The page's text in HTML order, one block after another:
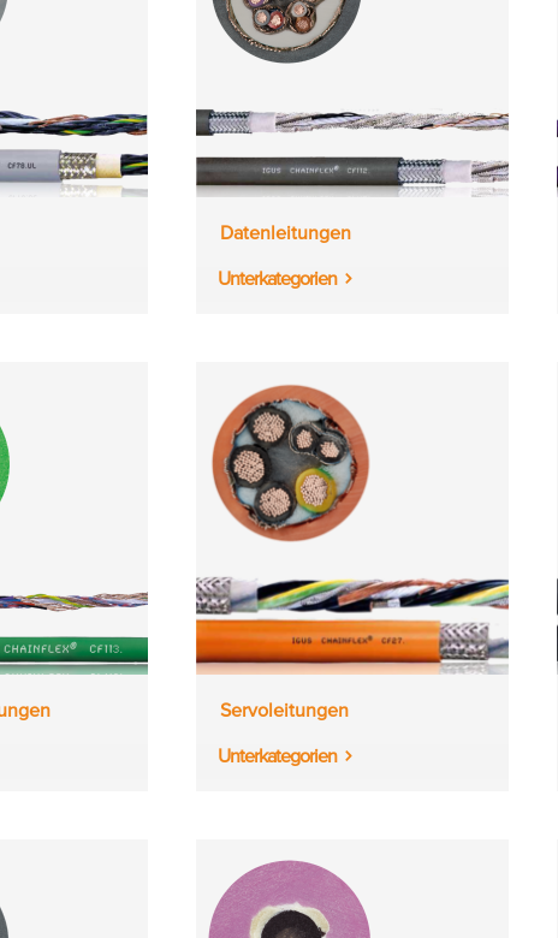
Datenleitungen
Unterkategorien
Servoleitungen
Unterkategorien